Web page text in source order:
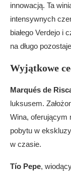
innowacją. Ta
intensywnych
białego Verdejo i
na długo
Wyjątkowe
Marqués de
luksusem.
Wina, oferującym
pobytu w
w czasie.
Tío Pepe,